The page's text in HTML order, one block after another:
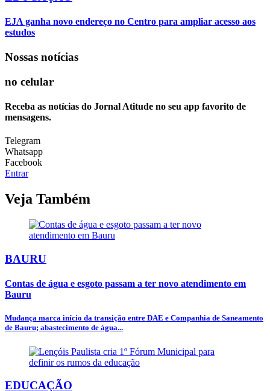
EJA ganha novo endereço no Centro para ampliar acesso aos
estudos
Nossas notícias
no celular
Receba as notícias do Jornal Atitude no seu app favorito de
mensagens.
Telegram
Whatsapp
Facebook
Entrar
Veja Também
BAURU
Contas de água e esgoto passam a ter novo atendimento em
Bauru
Mudança marca início da transição entre DAE e Companhia de Saneamento
de Bauru; abastecimento de água...
EDUCAÇÃO